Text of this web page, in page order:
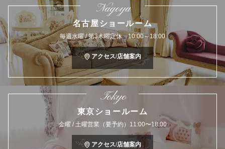
Nagoya
名古屋ショールーム
毎週水曜 / 第3木曜定休 10:00～18:00
アクセス/店舗案内
Tokyo
東京ショールーム
金曜 / 土曜営業（要予約）11:00〜18:00
アクセス/店舗案内